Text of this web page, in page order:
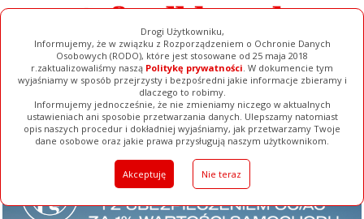
Drogi Użytkowniku,
Informujemy, że w związku z Rozporządzeniem o Ochronie Danych
Osobowych (RODO), które jest stosowane od 25 maja 2018
r.zaktualizowaliśmy naszą Politykę prywatności. W dokumencie tym
wyjaśniamy w sposób przejrzysty i bezpośredni jakie informacje zbieramy i
dlaczego to robimy.
Informujemy jednocześnie, że nie zmieniamy niczego w aktualnych
ustawieniach ani sposobie przetwarzania danych. Ulepszamy natomiast
opis naszych procedur i dokładniej wyjaśniamy, jak przetwarzamy Twoje
dane osobowe oraz jakie prawa przysługują naszym użytkownikom.
Akceptuję Nie teraz
Ogłoszenia Filmy Galerie Baza Firm Pełna Wersja